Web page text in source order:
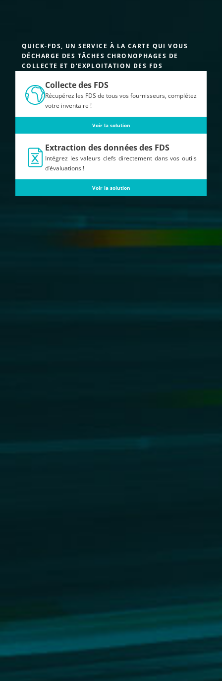
QUICK-FDS, UN SERVICE À LA CARTE QUI VOUS
DÉCHARGE DES TÂCHES CHRONOPHAGES DE
COLLECTE ET D'EXPLOITATION DES FDS
Collecte des FDS
Récupérez les FDS de tous vos fournisseurs, complétez
votre inventaire !
Voir la solution
Extraction des données des FDS
Intégrez les valeurs clefs directement dans vos outils
d’évaluations !
Voir la solution